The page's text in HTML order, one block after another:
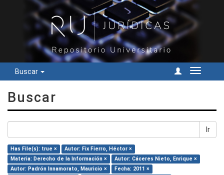
Buscar
Cambiar
Buscar
Ir
Has File(s): true ×
Autor: Fix Fierro, Héctor ×
Materia: Derecho de la Información ×
Autor: Cáceres Nieto, Enrique ×
Autor: Padrón Innamorato, Mauricio ×
Fecha: 2011 ×